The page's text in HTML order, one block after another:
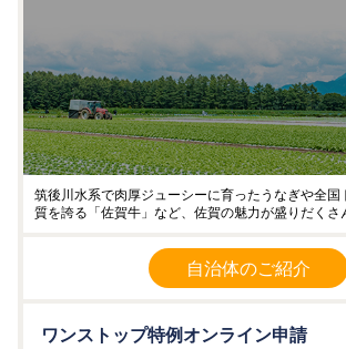
筑後川水系で肉厚ジューシーに育ったうなぎや全国
質を誇る「佐賀牛」など、佐賀の魅力が盛りだくさ
自治体のご紹介
ワンストップ特例オンライン申請